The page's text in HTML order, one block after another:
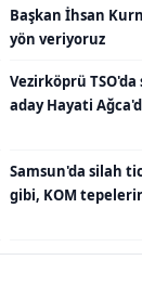
Başkan İhsan
yön veriyoruz
Vezirköprü TSO'da
aday Hayati
Samsun'da silah
gibi, KOM